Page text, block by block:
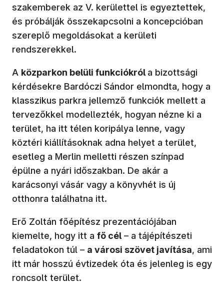
szakemberek az V. kerülettel is egyeztettek,
és próbálják összekapcsolni a koncepcióban
szereplő megoldásokat a kerületi
rendszerekkel.
A közparkon belüli funkciókról a bizottsági
kérdésekre Bardóczi Sándor elmondta, hogy a
klasszikus parkra jellemző funkciók mellett a
tervezőkkel modellezték, hogyan nézne ki a
terület, ha itt télen koripálya lenne, vagy
köztéri kiállításoknak adna helyet a terület,
esetleg a Merlin melletti részen színpad
épülne a nyári időszakban. De akár a
karácsonyi vásár vagy a könyvhét is új
otthonra találhatna itt.
Erő Zoltán főépítész prezentációjában
kiemelte, hogy itt a fő cél – a tájépítészeti
feladatokon túl – a városi szövet javítása, ami
itt már hosszú évtizedek óta és jelenleg is egy
roncsolt terület.